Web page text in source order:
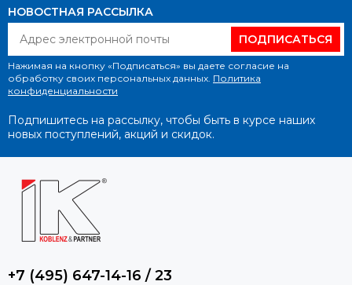
НОВОСТНАЯ РАССЫЛКА
ПОДПИСАТЬСЯ
Нажимая на кнопку «Подписаться» вы даете согласие на
обработку своих персональных данных. Политика
конфиденциальности
Подпишитесь на рассылку, чтобы быть в курсе наших
новых поступлений, акций и скидок.
+7 (495) 647-14-16 / 23